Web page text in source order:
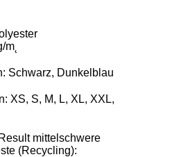
Schwarz, Dunkelblau
XS, S, M, L, XL, XXL,
mittelschwere
(Recycling):